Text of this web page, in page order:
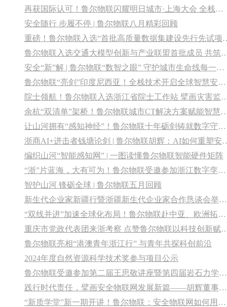
再获国际认可！鲁尔物联闪耀明日城市·上海大会 全栈技术赋能全球智慧城市建设
安全随行 步履不停 | 鲁尔物联八月精彩回顾
重磅！鲁尔物联入
鲁尔物联入选交通大模型创新与产业联盟
安全“新”解 | 鲁尔物联“数智之眼” 守护城市生命线每一寸脉动
鲁尔物联“亮剑”印度尼西亚！全栈技术开启全球智慧安全新范式
院士领航！鲁尔物联入选浙江省院
余杭“双清单”架桥！鲁尔物联城市
让山河拥有“感知神经”！鲁尔物联十年砺剑铸就数字守护网
浙商AI+进击者钱塘论剑
编织山河“智能感知网” | 一图读懂鲁尔物联智能硬件矩阵
“浙”片蓝海，大有可为！鲁尔物联受邀参加浙江数字孪生水利产业技术联盟第二次技术交流会
智护山河 锋砺全球 | 鲁尔物联五月回顾
新生代企业家新疆行暨浙疆新生代企业家合作恳谈会举办 鲁尔物联随团赴新疆投资考察并作专题分享
“双线并进”加速全球化布局！鲁尔物联赴中亚、欧洲拓展智慧安全新空间
重庆市党政代表团来浙考察 点赞鲁
鲁尔物联亮相“港澳青年浙江行” 与青年共探科创前沿
2024年度自然资源科学技术奖参与项目公示
鲁尔物联受邀参加第二届王思敬讲座暨第四届岩石力学与工程地质绍兴国际研讨会
践行时代责任，擘画安全物联网发展新篇——胡辉董事长在中央社会主义学院学习心得
“新质学堂”新一期开讲！鲁尔物联：安全物联网如何用科技为城市编织“安全守护网”